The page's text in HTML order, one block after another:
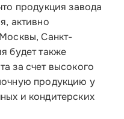
продукция завода
активно
Санкт-
будет также
за счет высокого
продукцию у
и кондитерских